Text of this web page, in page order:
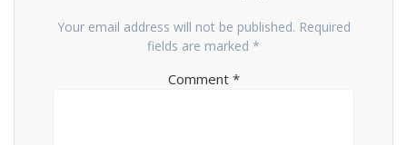
Your email address will not be published. Required
fields are marked *
Comment *